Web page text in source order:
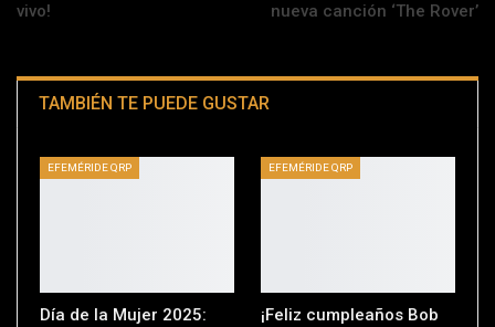
vivo!
nueva canción ‘The Rover’
TAMBIÉN TE PUEDE GUSTAR
EFEMÉRIDE QRP
Día de la Mujer 2025:
EFEMÉRIDE QRP
¡Feliz cumpleaños Bob